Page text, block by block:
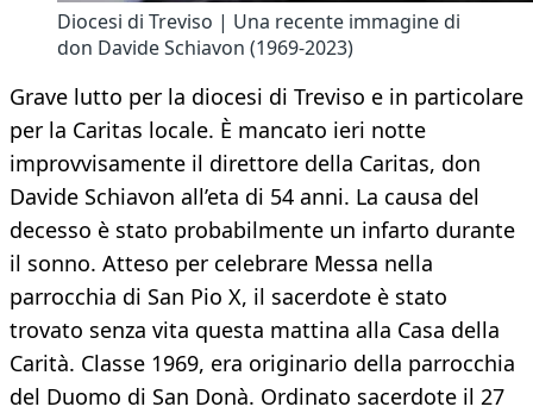
Diocesi di Treviso | Una recente immagine di
don Davide Schiavon (1969-2023)
Grave lutto per la diocesi di Treviso e in particolare
per la Caritas locale. È mancato ieri notte
improvvisamente il direttore della Caritas, don
Davide Schiavon all’eta di 54 anni. La causa del
decesso è stato probabilmente un infarto durante
il sonno. Atteso per celebrare Messa nella
parrocchia di San Pio X, il sacerdote è stato
trovato senza vita questa mattina alla Casa della
Carità. Classe 1969, era originario della parrocchia
del Duomo di San Donà. Ordinato sacerdote il 27